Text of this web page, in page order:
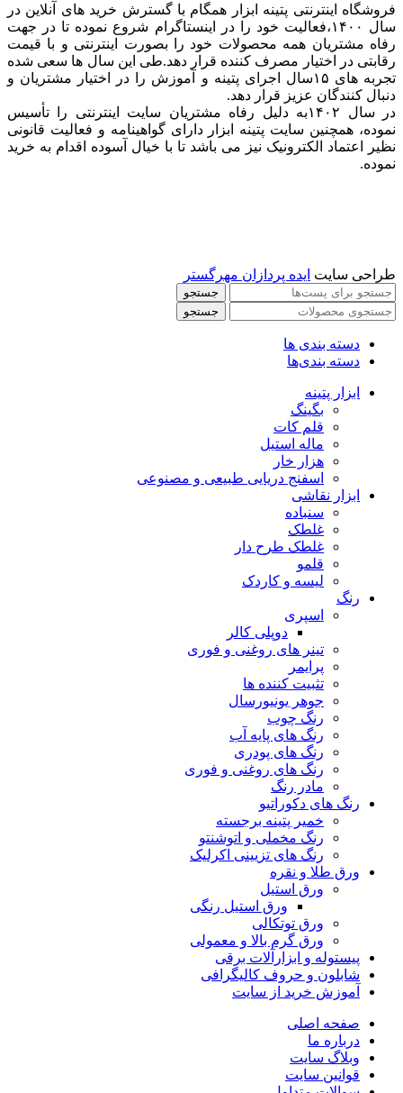
فروشگاه اینترنتی پتینه ابزار همگام با گسترش خرید های آنلاین در
سال ۱۴۰۰،فعالیت خود را در اینستاگرام شروع نموده تا در جهت
رفاه مشتریان همه محصولات خود را بصورت اینترنتی و با قیمت
رقابتی در اختیار مصرف کننده قرار دهد.طی این سال ها سعی شده
تجربه های ۱۵سال اجرای پتینه و آموزش را در اختیار مشتریان و
دنبال کنندگان عزیز قرار دهد.
در سال ۱۴۰۲به دلیل رفاه مشتریان سایت اینترنتی را تأسیس
نموده، همچنین سایت پتینه ابزار دارای گواهینامه و فعالیت قانونی
نظیر اعتماد الکترونیک نیز می باشد تا با خیال آسوده اقدام به خرید
نموده.
طراحی سایت ایده پردازان مهرگستر
جستجو
جستجو
دسته بندی ها
دسته بندی‌ها
ابزار پتینه
بگینگ
قلم کات
ماله استیل
هزار خار
اسفنج دریایی طبیعی و مصنوعی
ابزار نقاشی
سنباده
غلطک
غلطک طرح دار
قلمو
لیسه و کاردک
رنگ
اسپری
دوپلی کالر
تینر های روغنی و فوری
پرایمر
تثبیت کننده ها
جوهر یونیورسال
رنگ چوب
رنگ‌ های پایه آب
رنگ های پودری
رنگ‌ های روغنی و فوری
مادر رنگ
رنگ های دکوراتیو
خمیر پتینه برجسته
رنگ مخملی و اتوشنتو
رنگ های تزیینی اکرلیک
ورق طلا و نقره
ورق استیل
ورق استیل رنگی
ورق توتکالی
ورق گرم بالا و معمولی
پیستوله و ابزارآلات برقی
شابلون و حروف کالیگرافی
آموزش خرید از سایت
صفحه اصلی
درباره ما
وبلاگ سایت
قوانین سایت